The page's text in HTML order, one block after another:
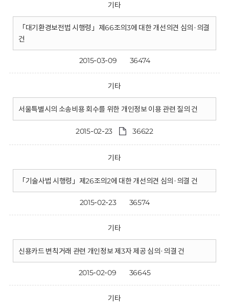
기타
「대기환경보전법 시행령」제66조의3에 대한 개선의견 심의·의결
건
2015-03-09 36474
기타
서울특별시의 소송비용 회수를 위한 개인정보 이용 관련 질의 건
2015-02-23 36622
기타
「기술사법 시행령」제26조의2에 대한 개선의견 심의·의결 건
2015-02-23 36574
기타
신용카드 변칙거래 관련 개인정보 제3자 제공 심의·의결 건
2015-02-09 36645
기타